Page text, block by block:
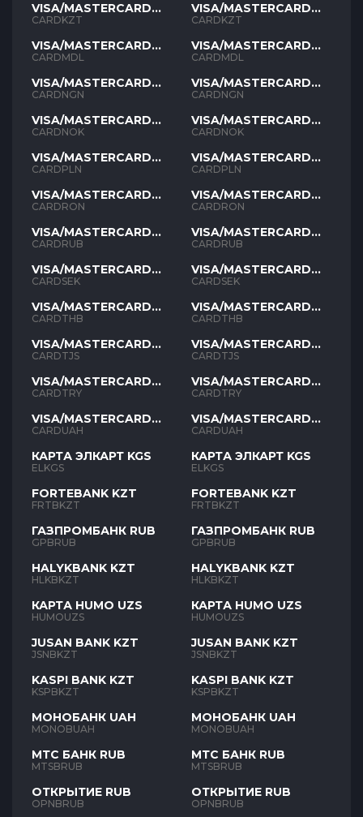
VISA/MASTERCARD
KZT
CARDKZT
VISA/MASTERCARD
MDL
CARDMDL
VISA/MASTERCARD
NGN
CARDNGN
VISA/MASTERCARD
NOK
CARDNOK
VISA/MASTERCARD
PLN
CARDPLN
VISA/MASTERCARD
RON
CARDRON
VISA/MASTERCARD
RUB
CARDRUB
VISA/MASTERCARD
SEK
CARDSEK
VISA/MASTERCARD
THB
CARDTHB
VISA/MASTERCARD
TJS
CARDTJS
VISA/MASTERCARD
TYR
CARDTRY
VISA/MASTERCARD
UAH
CARDUAH
КАРТА ЭЛКАРТ KGS
ELKGS
FORTEBANK KZT
FRTBKZT
ГАЗПРОМБАНК RUB
GPBRUB
HALYKBANK KZT
HLKBKZT
КАРТА HUMO UZS
HUMOUZS
JUSAN BANK KZT
JSNBKZT
KASPI BANK KZT
KSPBKZT
МОНОБАНК UAH
MONOBUAH
МТС БАНК RUB
MTSBRUB
ОТКРЫТИЕ RUB
OPNBRUB
VISA/MASTERCARD
KZT
CARDKZT
VISA/MASTERCARD
MDL
CARDMDL
VISA/MASTERCARD
NGN
CARDNGN
VISA/MASTERCARD
NOK
CARDNOK
VISA/MASTERCARD
PLN
CARDPLN
VISA/MASTERCARD
RON
CARDRON
VISA/MASTERCARD
RUB
CARDRUB
VISA/MASTERCARD
SEK
CARDSEK
VISA/MASTERCARD
THB
CARDTHB
VISA/MASTERCARD
TJS
CARDTJS
VISA/MASTERCARD
TYR
CARDTRY
VISA/MASTERCARD
UAH
CARDUAH
КАРТА ЭЛКАРТ KGS
ELKGS
FORTEBANK KZT
FRTBKZT
ГАЗПРОМБАНК RUB
GPBRUB
HALYKBANK KZT
HLKBKZT
КАРТА HUMO UZS
HUMOUZS
JUSAN BANK KZT
JSNBKZT
KASPI BANK KZT
KSPBKZT
МОНОБАНК UAH
MONOBUAH
МТС БАНК RUB
MTSBRUB
ОТКРЫТИЕ RUB
OPNBRUB